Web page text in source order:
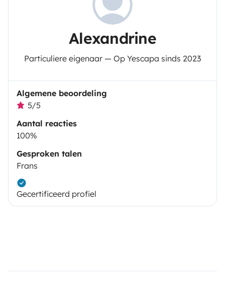
Alexandrine
Particuliere eigenaar — Op Yescapa sinds 2023
Algemene beoordeling
5/5
Aantal reacties
100%
Gesproken talen
Frans
Gecertificeerd profiel